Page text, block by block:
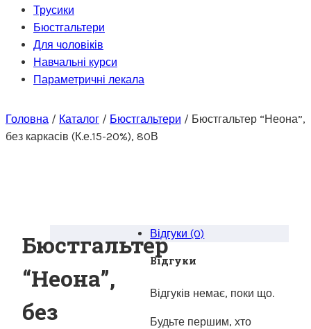
Трусики
Бюстгальтери
Для чоловіків
Навчальні курси
Параметричні лекала
Головна / Каталог / Бюстгальтери / Бюстгальтер “Неона”,
без каркасів (К.е.15-20%), 80В
Бюстгальтер
“Неона”,
без
Відгуки (0)
Відгуки
Відгуків немає, поки що.
Будьте першим, хто